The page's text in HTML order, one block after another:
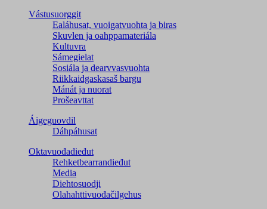
Vástusuorggit
Ealáhusat, vuoigatvuohta ja biras
Skuvlen ja oahppamateriála
Kultuvra
Sámegielat
Sosiála ja dearvvasvuohta
Riikkaidgaskasaš bargu
Mánát ja nuorat
Prošeavttat
Áigeguovdil
Dáhpáhusat
Oktavuođadieđut
Rehketbearrandieđut
Media
Diehtosuodji
Olahahttivuođačilgehus